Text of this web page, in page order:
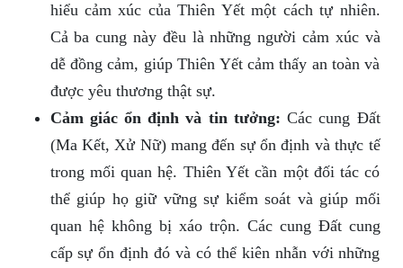
hiểu cảm xúc của Thiên Yết một cách tự nhiên.
Cả ba cung này đều là những người cảm xúc và
dễ đồng cảm, giúp Thiên Yết cảm thấy an toàn và
được yêu thương thật sự.
Cảm giác ổn định và tin tưởng: Các cung Đất
(Ma Kết, Xử Nữ) mang đến sự ổn định và thực tế
trong mối quan hệ. Thiên Yết cần một đối tác có
thể giúp họ giữ vững sự kiểm soát và giúp mối
quan hệ không bị xáo trộn. Các cung Đất cung
cấp sự ổn định đó và có thể kiên nhẫn với những